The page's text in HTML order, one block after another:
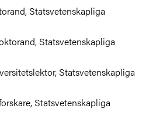
Statsvetenskapliga
Statsvetenskapliga
Statsvetenskapliga
Statsvetenskapliga